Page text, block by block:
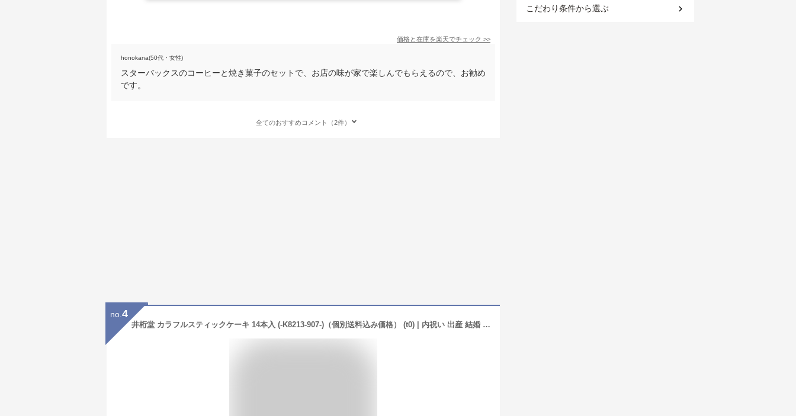
価格と在庫を楽天でチェック >>
honokana(50代・女性)
スターバックスのコーヒーと焼き菓子のセットで、お店の味が家で楽しんでもらえるので、お勧め
です。
全てのおすすめコメント（2件）
no. 4
井桁堂 カラフルスティックケーキ 14本入 (-K8213-907-)（個別送料込み価格） (t0) | 内祝い 出産 結婚 お返し 香典返し 人気 焼き菓子 洋菓子 詰め合わせ 個包装
こだわり条件から選ぶ